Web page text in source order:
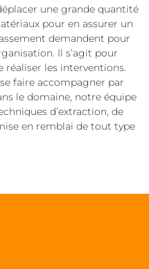
une grande quantité
pour en assurer un
demandent pour
Il s’agit pour
réaliser les interventions.
faire accompagner par
le domaine, notre équipe
d’extraction, de
en remblai de tout type